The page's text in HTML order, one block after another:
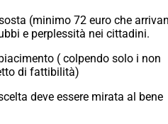
(minimo 72 euro che
e perplessità nei cittadini.
( colpendo solo i non
di fattibilità)
deve essere mirata al bene